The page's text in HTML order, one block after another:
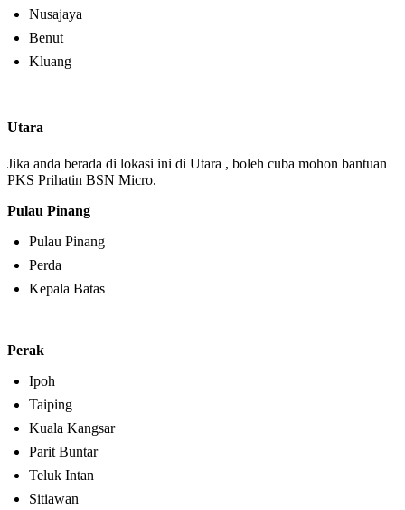
Nusajaya
Benut
Kluang
Utara
Jika anda berada di lokasi ini di Utara , boleh cuba mohon bantuan
PKS Prihatin BSN Micro.
Pulau Pinang
Pulau Pinang
Perda
Kepala Batas
Perak
Ipoh
Taiping
Kuala Kangsar
Parit Buntar
Teluk Intan
Sitiawan